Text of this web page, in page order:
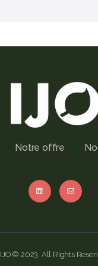
Notre offre
IJO © 2023. All Rights